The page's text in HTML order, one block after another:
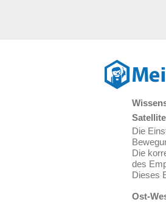
Die
Die
des
Dieses
Ost-